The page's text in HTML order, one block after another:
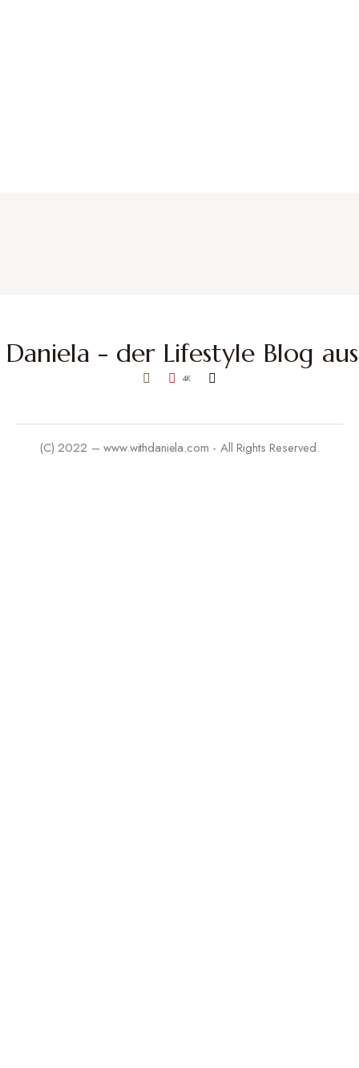
4K
(C) 2022 – www.withdaniela.com - All Rights Reserved.